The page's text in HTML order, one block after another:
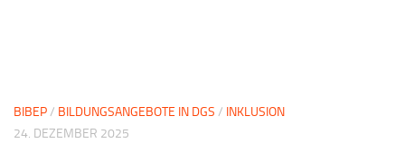
BIBEP/ BILDUNGSANGEBOTE IN DGS / INKLUSION
24. DEZEMBER 2025